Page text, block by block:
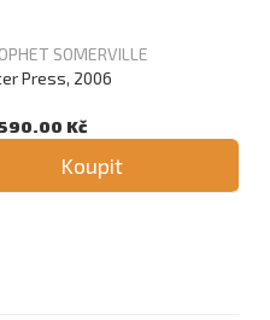
SOMERVILLE
Press, 2006
Kč
Koupit